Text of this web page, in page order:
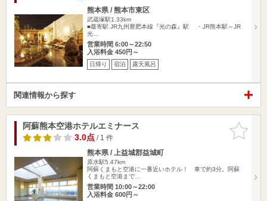
熊本県 / 熊本市東区
武蔵塚駅1.33km
■最寄駅 JR九州豊肥本線『光の森』駅 ・JR熊本駅～JR
光…
営業時間 6:00～22:50
入浴料金 450円～
日帰り 宿泊 露天風呂
関連情報から探す
お気に入
りに追加
阿蘇熊本空港ホテルエミナース
3.0点/ 1 件
熊本県 / 上益城郡益城町
原水駅5.47km
阿蘇くまもと空港に一番近いホテル！ 車で約3分。阿蘇
くまもと空港まで…
営業時間 10:00～22:00
入浴料金 600円～